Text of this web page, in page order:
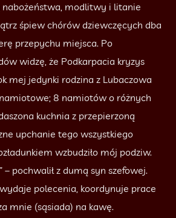
modlitwy i litanie
śpiew chórów dziewczęcych dba
przepychu miejsca. Po
widzę, że Podkarpacia kryzys
mej jedynki rodzina z Lubaczowa
8 namiotów o różnych
kuchnia z przepierzoną
upchanie tego wszystkiego
wzbudziło mój podziw.
– pochwalił z dumą syn szefowej.
polecenia, koordynuje prace
mnie (sąsiada) na kawę.